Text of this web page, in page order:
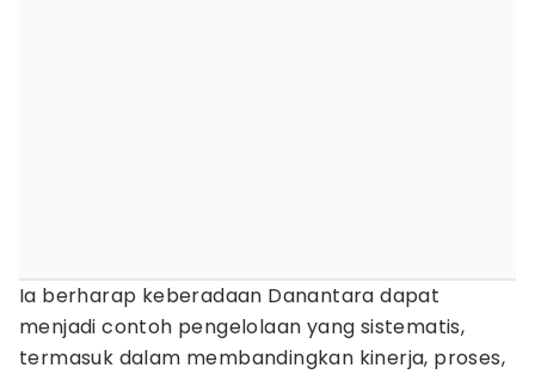
Ia berharap keberadaan Danantara dapat
menjadi contoh pengelolaan yang sistematis,
termasuk dalam membandingkan kinerja, proses,